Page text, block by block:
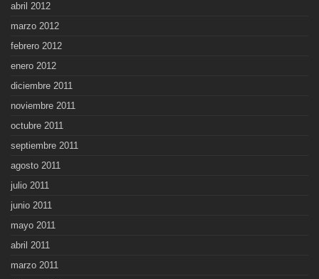
abril 2012
marzo 2012
febrero 2012
enero 2012
diciembre 2011
noviembre 2011
octubre 2011
septiembre 2011
agosto 2011
julio 2011
junio 2011
mayo 2011
abril 2011
marzo 2011